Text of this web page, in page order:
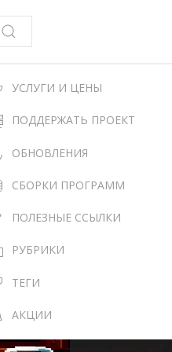
УСЛУГИ И ЦЕНЫ
ПОДДЕРЖАТЬ ПРОЕКТ
ОБНОВЛЕНИЯ
СБОРКИ ПРОГРАММ
ПОЛЕЗНЫЕ ССЫЛКИ
РУБРИКИ
ТЕГИ
АКЦИИ